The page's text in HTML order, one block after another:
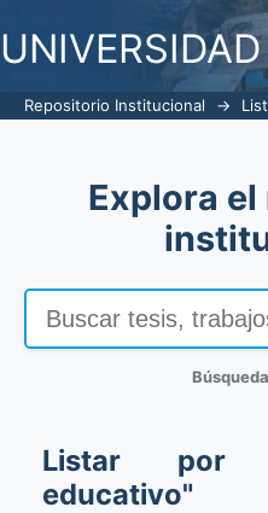
Repositorio Institucional →
Explora
Listar por
educativo"